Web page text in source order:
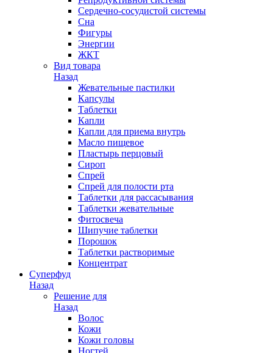
Сердечно-сосудистой системы
Сна
Фигуры
Энергии
ЖКТ
Вид товара
Назад
Жевательные пастилки
Капсулы
Таблетки
Капли
Капли для приема внутрь
Масло пищевое
Пластырь перцовый
Сироп
Спрей
Спрей для полости рта
Таблетки для рассасывания
Таблетки жевательные
Фитосвеча
Шипучие таблетки
Порошок
Таблетки растворимые
Концентрат
Суперфуд
Назад
Решение для
Назад
Волос
Кожи
Кожи головы
Ногтей